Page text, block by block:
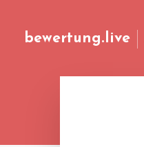
bewertung.live